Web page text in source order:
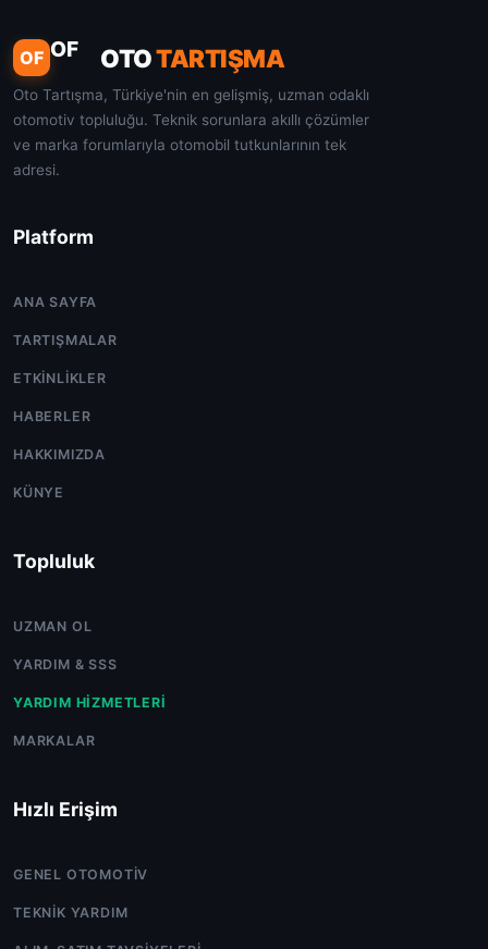
OF OF OTOTARTIŞMA
Oto Tartışma, Türkiye'nin en gelişmiş, uzman odaklı
otomotiv topluluğu. Teknik sorunlara akıllı çözümler
ve marka forumlarıyla otomobil tutkunlarının tek
adresi.
Platform
ANA SAYFA
TARTIŞMALAR
ETKINLIKLER
HABERLER
HAKKIMIZDA
KÜNYE
Topluluk
UZMAN OL
YARDIM & SSS
YARDIM HIZMETLERI
MARKALAR
Hızlı Erişim
GENEL OTOMOTIV
TEKNIK YARDIM